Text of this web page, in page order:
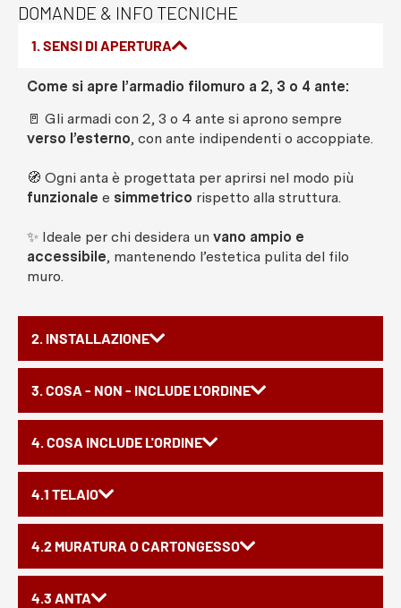
DOMANDE & INFO TECNICHE
1. SENSI DI APERTURA
2. INSTALLAZIONE
3. COSA - NON - INCLUDE L'ORDINE
4. COSA INCLUDE L'ORDINE
4.1 TELAIO
4.2 MURATURA O CARTONGESSO
4.3 ANTA
Come si apre l’armadio filomuro a 2, 3 o 4 ante:
🚪 Gli armadi con 2, 3 o 4 ante si aprono sempre
verso l’esterno, con ante indipendenti o accoppiate.
🧭 Ogni anta è progettata per aprirsi nel modo più
funzionale e simmetrico rispetto alla struttura.
✨ Ideale per chi desidera un vano ampio e
accessibile, mantenendo l’estetica pulita del filo
muro.